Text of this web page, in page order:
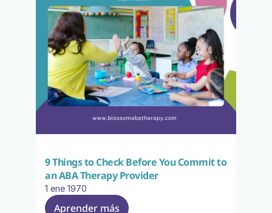
9 Things to Check Before You Commit to
an ABA Therapy Provider
1 ene 1970
Aprender más